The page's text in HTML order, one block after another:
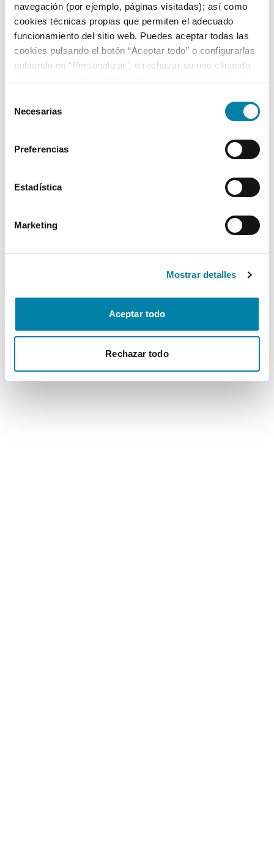
navegación (por ejemplo, páginas visitadas); así como
cookies técnicas propias que permiten el adecuado
funcionamiento del sitio web. Puedes aceptar todas las
cookies pulsando el botón “Aceptar todo” o configurarlas
pulsando en “Personalizar”, o rechazar su uso clicando
Necesarias
Preferencias
Estadística
Marketing
Mostrar detalles
Aceptar todo
Rechazar todo